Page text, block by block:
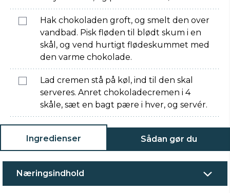
Hak chokoladen groft, og smelt den over
vandbad. Pisk fløden til blødt skum i en
skål, og vend hurtigt flødeskummet med
den varme chokolade.
Lad cremen stå på køl, ind til den skal
serveres. Anret chokoladecremen i 4
skåle, sæt en bagt pære i hver, og servér.
Ingredienser Sådan gør du
Næringsindhold